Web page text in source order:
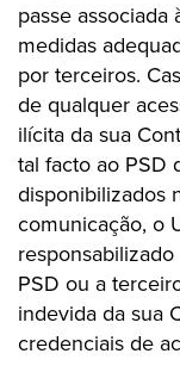
passe
medidas
por terceiros.
de qualquer
ilícita da sua
tal facto ao PSD
disponibilizados
comunicação, o
PSD ou a
indevida da sua
credenciais de